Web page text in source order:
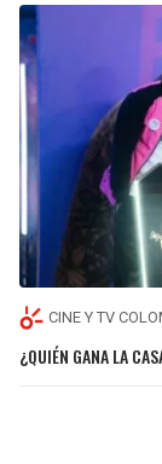
CINE Y TV
¿QUIÉN GANA LA